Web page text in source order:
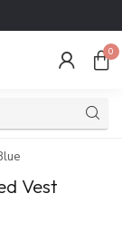
0
Vest